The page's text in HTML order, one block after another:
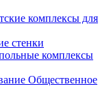
комплексы для
стенки
комплексы
Общественное